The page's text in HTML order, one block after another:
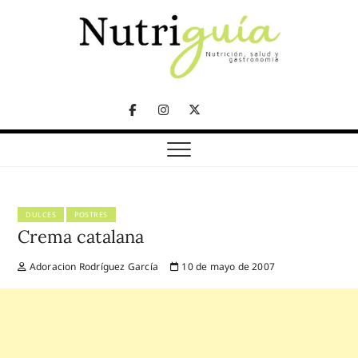
FacebookInstagram
Twitter
Telegram
Nutriguía (Desde
2002)
DULCES POSTRES
Crema catalana
Adoracion Rodríguez García 10 de mayo de 2007